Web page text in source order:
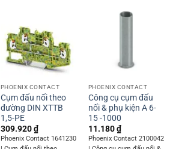
PHOENIX CONTACT
Cụm đấu nối theo
đường DIN XTTB
1,5-PE
309.920₫
Phoenix Contact 1641230
PHOENIX CONTACT
Công cụ cụm đấu
nối & phụ kiện A 6-
15 -1000
11.180₫
Phoenix Contact 2100042